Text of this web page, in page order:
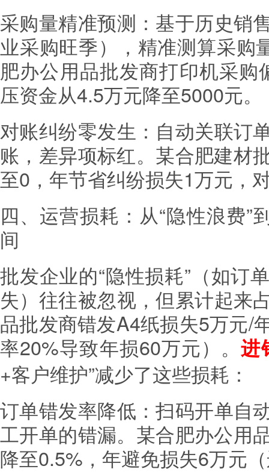
采购量精准预测：基于历史销
业采购旺季），精准测算采购
肥办公用品批发商打印机采
压资金从4.5万元降至5000元。
对账纠纷零发生：自动关联订
账，差异项标红。某合肥建材
至0，年节省纠纷损失1万元，
四、运营损耗：从“隐性浪费”
间
批发企业的“隐性损耗”（如订
失）往往被忽视，但累计起来
品批发商错发A4纸损失5万元/
率20%导致年损60万元）。进
+客户维护”减少了这些损耗：
订单错发率降低：扫码开单自
工开单的错漏。某合肥办公用
降至0.5%，年避免损失6万元